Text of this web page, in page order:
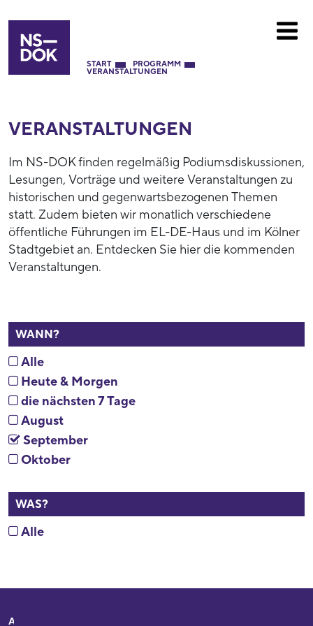
START PROGRAMM
VERANSTALTUNGEN
VERANSTALTUNGEN
Im NS-DOK finden regelmäßig Podiumsdiskussionen,
Lesungen, Vorträge und weitere Veranstaltungen zu
historischen und gegenwartsbezogenen Themen
statt. Zudem bieten wir monatlich verschiedene
öffentliche Führungen im EL-DE-Haus und im Kölner
Stadtgebiet an. Entdecken Sie hier die kommenden
Veranstaltungen.
WANN?
Alle
Heute & Morgen
die nächsten 7 Tage
August
September
Oktober
WAS?
Alle
Adresse